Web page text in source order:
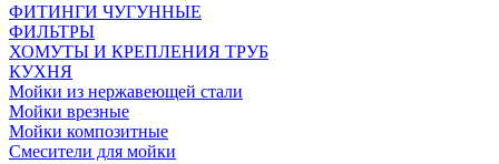
ФИТИНГИ ЧУГУННЫЕ
ФИЛЬТРЫ
ХОМУТЫ И КРЕПЛЕНИЯ ТРУБ
КУХНЯ
Мойки из нержавеющей стали
Мойки врезные
Мойки композитные
Смесители для мойки